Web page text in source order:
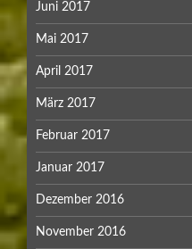
Juni 2017
Mai 2017
April 2017
März 2017
Februar 2017
Januar 2017
Dezember 2016
November 2016